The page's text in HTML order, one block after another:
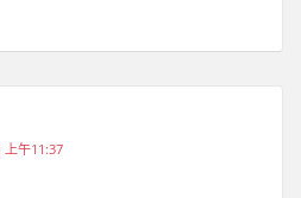
上午11:37